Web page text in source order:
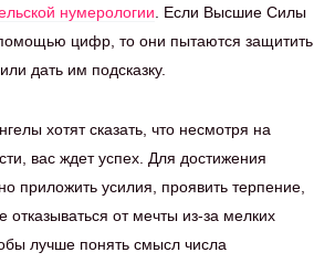
нумерологии . Если Высшие Силы
цифр, то они пытаются защитить
дать им подсказку.
хотят сказать, что несмотря на
вас ждет успех. Для достижения
приложить усилия, проявить терпение,
отказываться от мечты из-за мелких
лучше понять смысл числа